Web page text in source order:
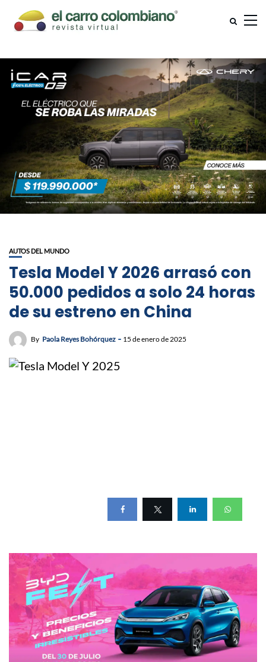
AUTOS DEL MUNDO
Tesla Model Y 2026 arrasó con
50.000 pedidos a solo 24 horas
de su estreno en China
By Paola Reyes Bohórquez 15 de enero de 2025